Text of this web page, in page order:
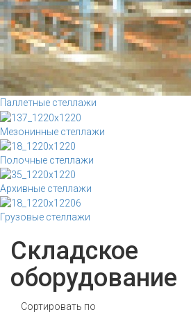
Паллетные стеллажи
Мезонинные стеллажи
Полочные стеллажи
Архивные стеллажи
Грузовые стеллажи
Складское
оборудование
Сортировать по